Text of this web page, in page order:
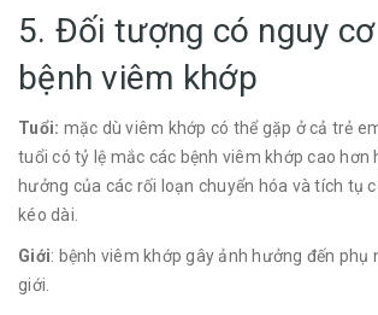
5. Đối tượng có nguy
bệnh viêm khớp
Tuổi: mặc dù viêm khớp có thể gặp ở cả trẻ
tuổi có tỷ lệ mắc các bệnh viêm khớp cao hơn
hưởng của các rối loạn chuyển hóa và tích tụ
kéo dài.
Giới: bệnh viêm khớp gây ảnh hưởng đến phụ
giới.